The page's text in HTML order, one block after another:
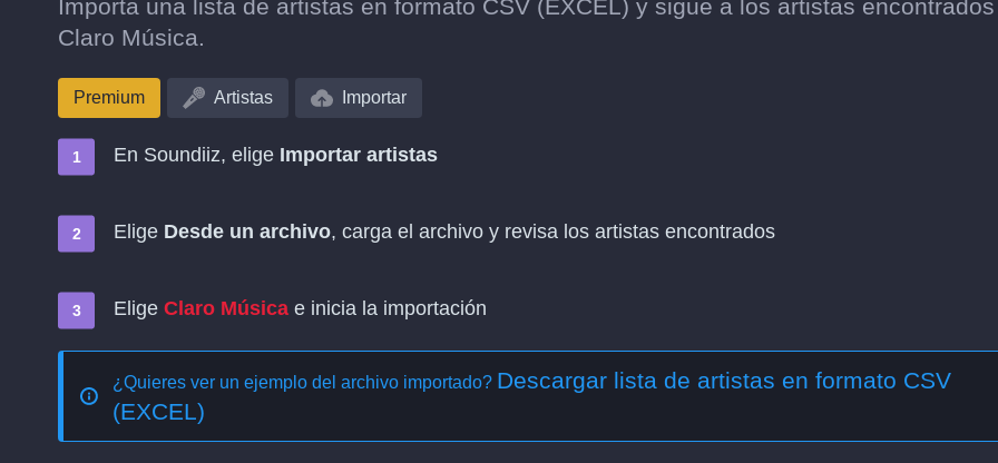
Importa una lista de artistas en formato CSV (EXCEL) y sigue a los artistas
Claro Música.
Premium Artistas Importar
En Soundiiz, elige Importar artistas
Elige Desde un archivo, carga el archivo y revisa los artistas encontrados
Elige Claro Música e inicia la importación
¿Quieres ver un ejemplo del archivo importado? Descargar lista de artistas en formato CSV
(EXCEL)